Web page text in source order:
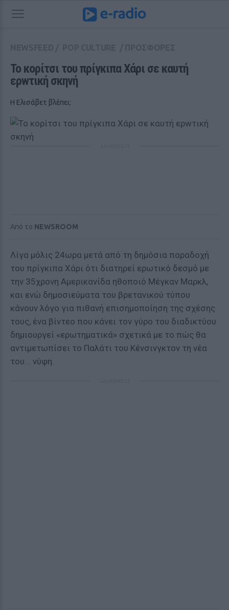
Το κορίτσι του πρίγκιπα Χάρι σε καυτή
ερwτική σκηνή
Η Ελισάβετ βλέπει;
Από το NEWSROOM
Λίγα μόλις 24ωρα μετά από τη δημόσια παραδοχή
του πρίγκιπα Χάρι ότι διατηρεί ερωτικό δεσμό με
την 35χρονη Αμερικανίδα ηθοποιό Μέγκαν Μαρκλ,
και ενώ δημοσιεύματα του βρετανικού τύπου
κάνουν λόγο για πιθανή επισημοποίηση της σχέσης
τους, ένα βίντεο που κάνει τον γύρο του διαδικτύου
δημιουργεί «ερωτηματικά» σχετικά με το πώς θα
αντιμετωπίσει το Παλάτι του Κένσινγκτον τη νέα
του... νύφη.